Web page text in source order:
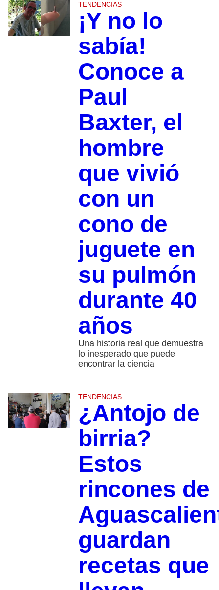
TENDENCIAS
¡Y no lo
sabía!
Conoce a
Paul
Baxter, el
hombre
que vivió
con un
cono de
juguete en
su pulmón
durante 40
años
Una historia real que demuestra
lo inesperado que puede
encontrar la ciencia
TENDENCIAS
¿Antojo de
birria?
Estos
rincones de
guardan
recetas que